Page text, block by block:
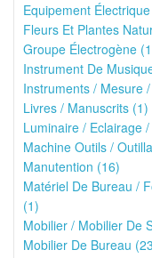
Equipement
Fleurs Et Plantes
Groupe Électrogène
Instrument De
Instruments / Mesure
Livres / Manuscrits (1)
Luminaire / Eclairage
Machine Outils /
Manutention (16)
Matériel De Bureau /
(1)
Mobilier / Mobilier De
Mobilier De Bureau